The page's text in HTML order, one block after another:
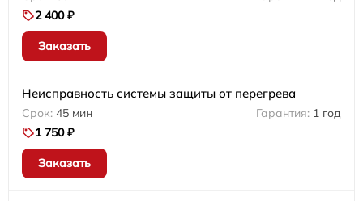
2 400 ₽
Заказать
Неисправность системы защиты от перегрева
45 мин
1 год
1 750 ₽
Заказать